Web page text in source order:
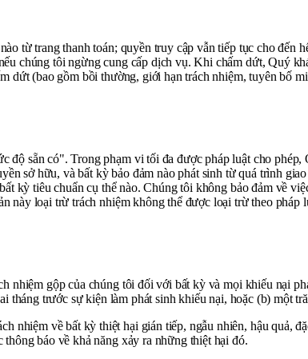
từ trang thanh toán; quyền truy cập vẫn tiếp tục cho
chúng tôi ngừng cung cấp dịch vụ. Khi chấm dứt, Quý
dứt (bao gồm bồi thường, giới hạn trách nhiệm, tuyên bố
độ sẵn có". Trong phạm vi tối đa được pháp luật cho
sở hữu, và bất kỳ bảo đảm nào phát sinh từ quá trình
kỳ tiêu chuẩn cụ thể nào. Chúng tôi không bảo đảm về
này loại trừ trách nhiệm không thể được loại trừ theo
nhiệm gộp của chúng tôi đối với bất kỳ và mọi khiếu nại
tháng trước sự kiện làm phát sinh khiếu nại, hoặc (b) một
về bất kỳ thiệt hại gián tiếp, ngẫu nhiên, hậu quả,
báo về khả năng xảy ra những thiệt hại đó.